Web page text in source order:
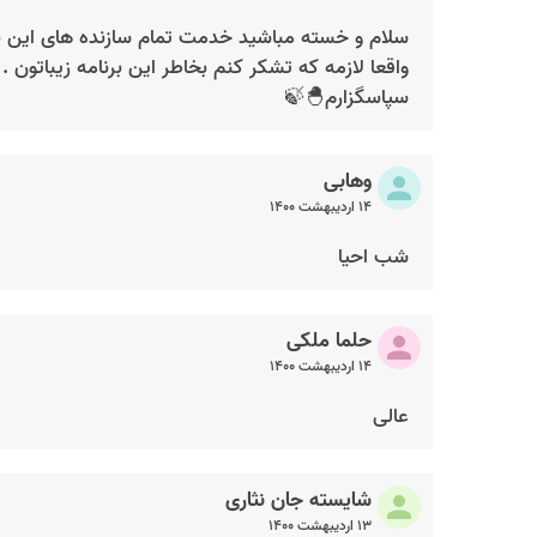
سلام و خسته مباشید خدمت تمام سازنده های این
واقعا لازمه که تشکر کنم بخاطر این برنامه زیباتون .
سپاسگزارم🐣🍃
وهابی
۱۴ اردیبهشت ۱۴۰۰
شب احیا
حلما ملکی
۱۴ اردیبهشت ۱۴۰۰
عالی
شايسته جان نثاری
۱۳ اردیبهشت ۱۴۰۰